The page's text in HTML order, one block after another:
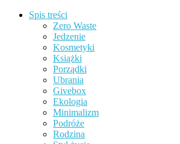
Spis treści
Zero Waste
Jedzenie
Kosmetyki
Książki
Porządki
Ubrania
Givebox
Ekologia
Minimalizm
Podróże
Rodzina